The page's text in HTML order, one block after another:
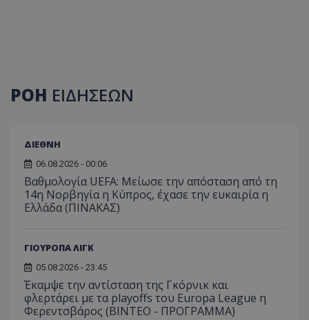
ΡΟΗ ΕΙΔΗΣΕΩΝ
ΔΙΕΘΝΗ
06.08.2026 - 00:06
Βαθμολογία UEFA: Μείωσε την απόσταση από τη
14η Νορβηγία η Κύπρος, έχασε την ευκαιρία η
Ελλάδα (ΠΙΝΑΚΑΣ)
ΓΙΟΥΡΟΠΑ ΛΙΓΚ
05.08.2026 - 23:45
Έκαμψε την αντίσταση της Γκόρνικ και
φλερτάρει με τα playoffs του Europa League η
Φερεντσβάρος (ΒΙΝΤΕΟ - ΠΡΟΓΡΑΜΜΑ)